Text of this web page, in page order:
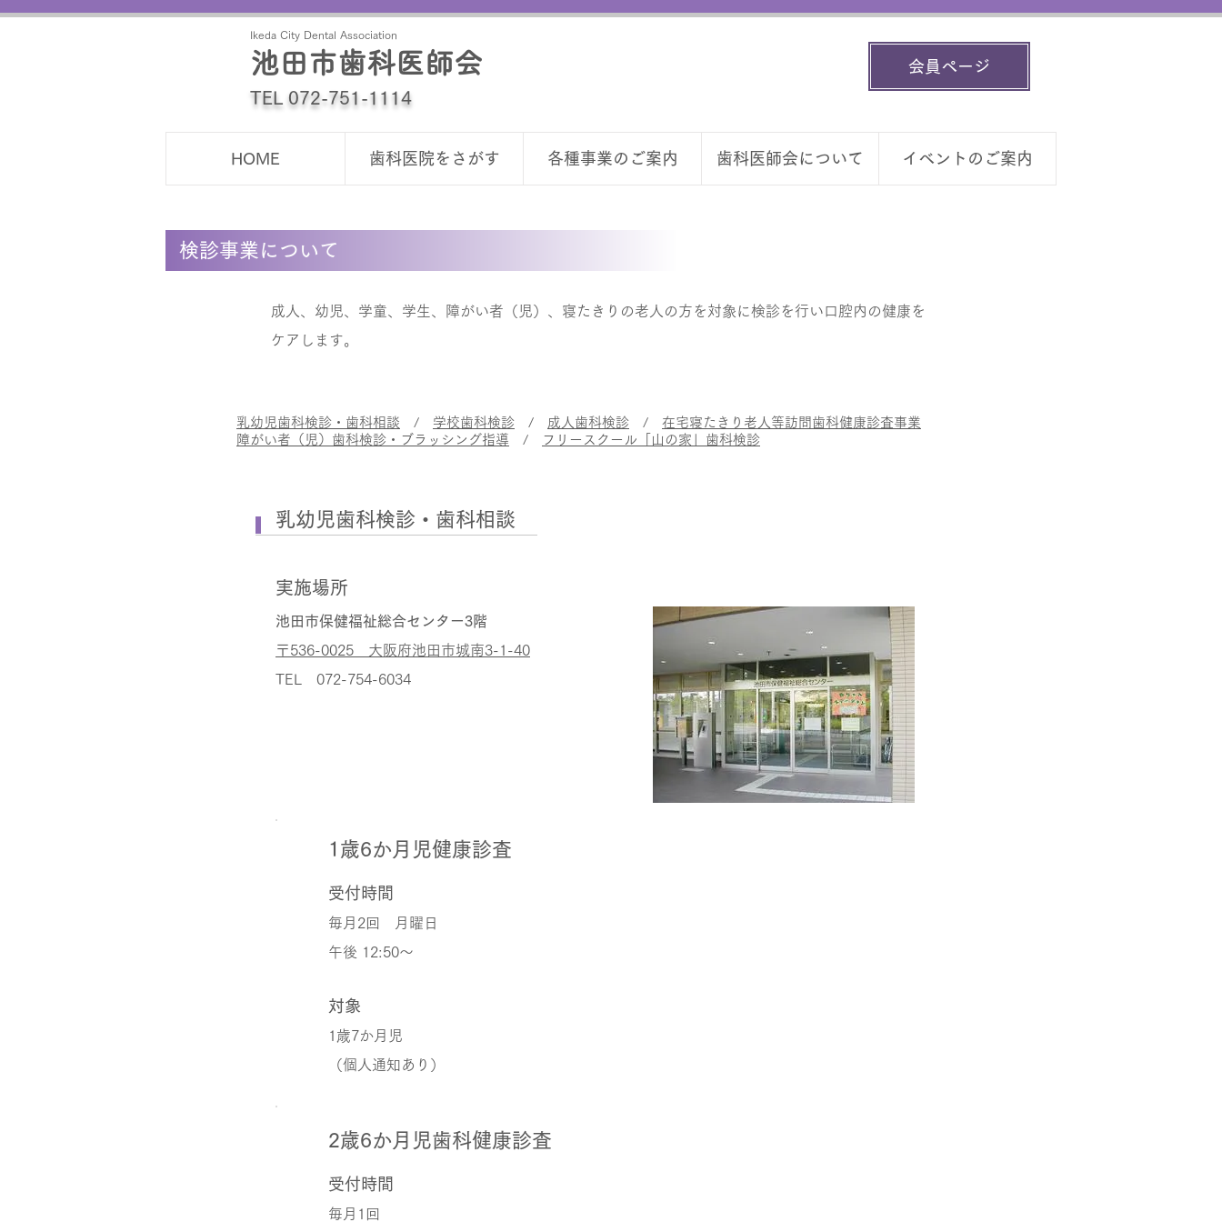
Ikeda City Dental Association
池田市歯科医師会
TEL 072-751-1114
会員ページ
HOME 歯科医院をさがす 各種事業のご案内 歯科医師会について イベントのご案内
検診事業について
成人、幼児、学童、学生、障がい者（児）、寝たきりの老人の方を対象に検診を行い口腔内の健康を
ケアします。
乳幼児歯科検診・歯科相談 / 学校歯科検診 / 成人歯科検診 / 在宅寝たきり老人等訪問歯科健康診査事業
障がい者（児）歯科検診・ブラッシング指導 / フリースクール「山の家」歯科検診
乳幼児歯科検診・歯科相談
実施場所
​池田市保健福祉総合センター3階
〒536-0025 大阪府池田市城南3-1-40
TEL 072-754-6034
1歳6か月児健康診査
受付時間
毎月2回 月曜日
午後 12:50～
対象
1歳7か月児
（個人通知あり）
2歳6か月児歯科健康診査
受付時間
毎月1回